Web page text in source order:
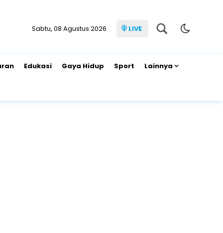
Sabtu, 08 Agustus 2026 LIVE
Edukasi Gaya Hidup Sport Lainnya